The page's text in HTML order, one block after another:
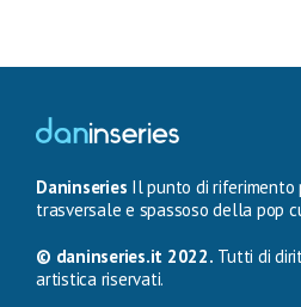
Daninseries Il punto di riferimento
trasversale e spassoso della pop
© daninseries.it 2022. Tutti di
artistica riservati.